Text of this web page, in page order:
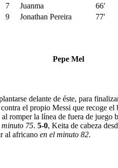
7 Juanma
66′
9 Jonathan Pereira 77′
Pepe Mel
delante de éste, para
el propio Messi que recoge el
romper la línea de fuera de juego
minuto 75. 5-0, Keita de cabeza
al africano en el minuto 82.